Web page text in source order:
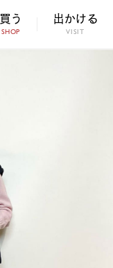
買う
SHOP
出かける
VISIT